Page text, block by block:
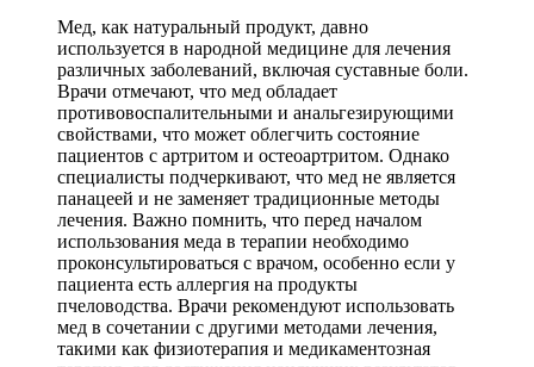
Мед, как натуральный продукт, давно
используется в народной медицине для лечения
различных заболеваний, включая суставные боли.
Врачи отмечают, что мед обладает
противовоспалительными и анальгезирующими
свойствами, что может облегчить состояние
пациентов с артритом и остеоартритом. Однако
специалисты подчеркивают, что мед не является
панацеей и не заменяет традиционные методы
лечения. Важно помнить, что перед началом
использования меда в терапии необходимо
проконсультироваться с врачом, особенно если у
пациента есть аллергия на продукты
пчеловодства. Врачи рекомендуют использовать
мед в сочетании с другими методами лечения,
такими как физиотерапия и медикаментозная